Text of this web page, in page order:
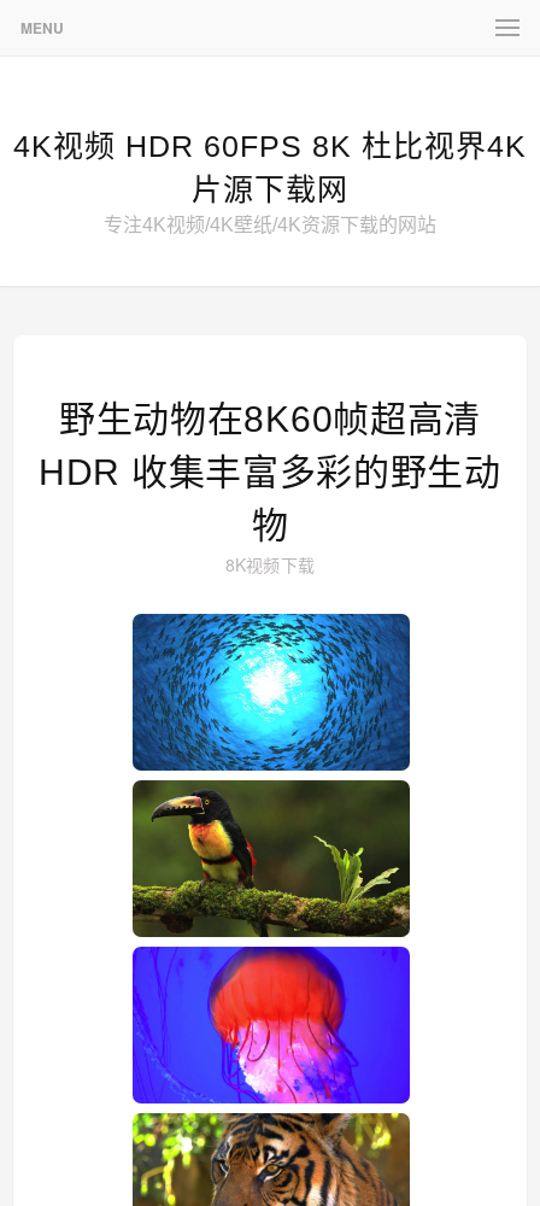
MENU
4K视频 HDR 60FPS 8K 杜比视界4K
片源下载网
专注4K视频/4K壁纸/4K资源下载的网站
野生动物在8K60帧超高清
HDR 收集丰富多彩的野生动
物
8K视频下载